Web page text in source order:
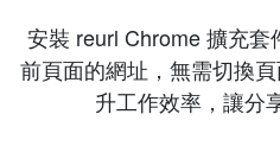
安裝 reurl Chrome 擴充
前頁面的網址，無需切換
升工作效率，讓分